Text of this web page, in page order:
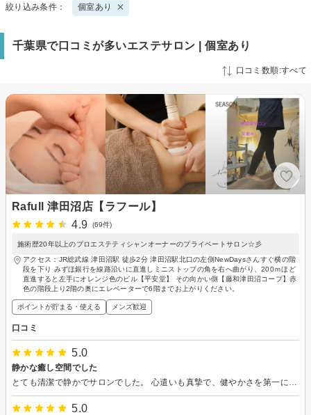
絞り込み条件： 個室あり
千葉県で口コミが多いエステサロン | 個室あり
口コミ数順:すべて
Rafull 津田沼店【ラフール】
4.9
(69件)
施術歴20年以上のプロエステティシャンオーナーのプライベートサロン☆彡
アクセス：JR総武線 津田沼駅 徒歩2分 津田沼駅北口の左側NewDaysさんすぐ横の階
段を下り みずほ銀行を線路沿いに直進しミニストップの角を右へ曲がり、200ｍほど
直進すると左手にオレンジ色のビル【平安堂】 その向かい側【藤和津田沼コープ】赤
色の階段上り2階の奥にエレベーターで6階までお上がりください。
ポイントが貯まる・使える メンズ歓迎
口コミ
5.0
静かな癒し空間でした
5.0